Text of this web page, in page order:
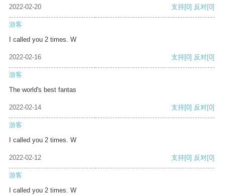
2022-02-20 支持[0] 反对[0]
游客
I called you 2 times. W
2022-02-16 支持[0] 反对[0]
游客
The world's best fantas
2022-02-14 支持[0] 反对[0]
游客
I called you 2 times. W
2022-02-12 支持[0] 反对[0]
游客
I called you 2 times. W